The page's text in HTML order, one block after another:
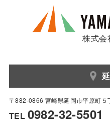
株式会
〒882-0866 宮崎県延岡市平原町５
TEL 0982-32-5501